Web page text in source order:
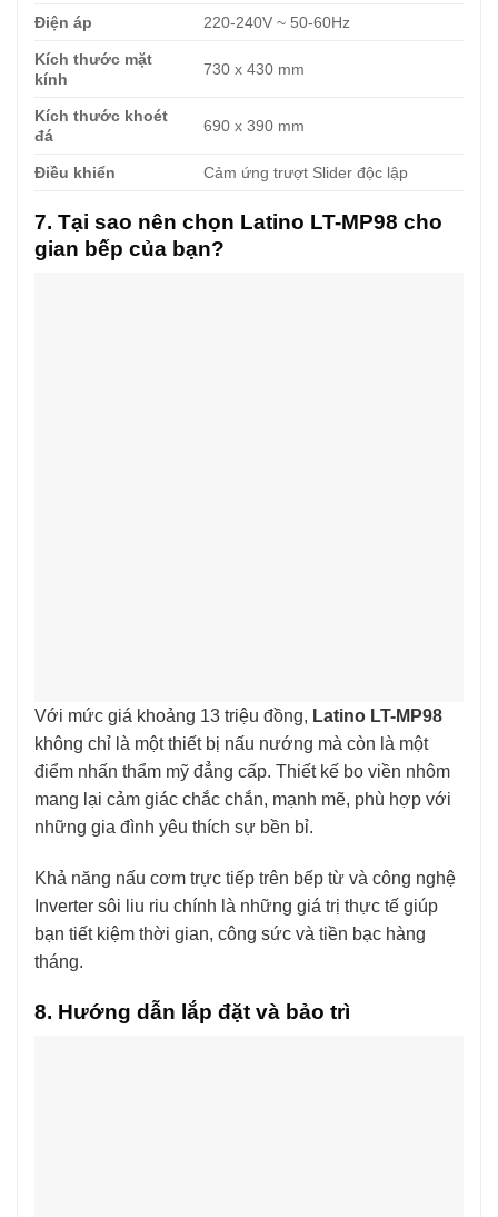
Điện áp 220-240V ~ 50-60Hz
Kích thước mặt
kính
730 x 430 mm
Kích thước khoét
đá
690 x 390 mm
Điều khiển Cảm ứng trượt Slider độc lập
7. Tại sao nên chọn Latino LT-MP98 cho
gian bếp của bạn?
Với mức giá khoảng 13 triệu đồng, Latino LT-MP98
không chỉ là một thiết bị nấu nướng mà còn là một
điểm nhấn thẩm mỹ đẳng cấp. Thiết kế bo viền nhôm
mang lại cảm giác chắc chắn, mạnh mẽ, phù hợp với
những gia đình yêu thích sự bền bỉ.
Khả năng nấu cơm trực tiếp trên bếp từ và công nghệ
Inverter sôi liu riu chính là những giá trị thực tế giúp
bạn tiết kiệm thời gian, công sức và tiền bạc hàng
tháng.
8. Hướng dẫn lắp đặt và bảo trì